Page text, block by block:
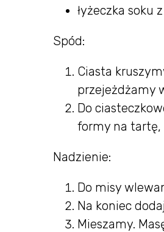
łyżeczka soku
Spód:
Ciasta
przejeżdżamy
Do
formy na tartę,
Nadzienie:
Do misy
Na koniec
Mieszamy.